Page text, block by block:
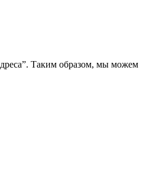
Таким образом, мы можем